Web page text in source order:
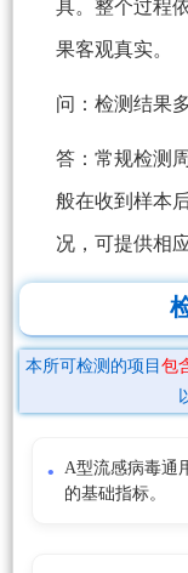
具。整个过程
果客观真实。
问：检测结果
答：常规检测
般在收到样本
况，可提供相
本所可检测的项目 包
A型流感病毒通
的基础指标。